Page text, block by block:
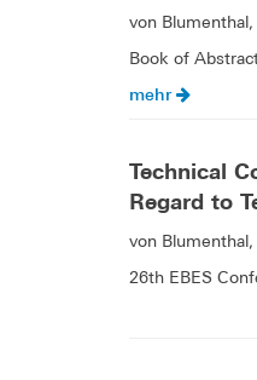
von
Book of
mehr
Technical
Regard to
von
26th EBES